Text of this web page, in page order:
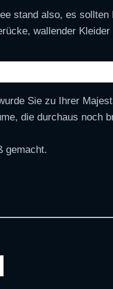
stand also, es sollten
wallender Kleider
Sie zu Ihrer
die durchaus noch
gemacht.